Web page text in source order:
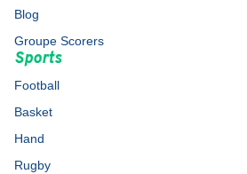
Blog
Groupe Scorers
Sports
Football
Basket
Hand
Rugby